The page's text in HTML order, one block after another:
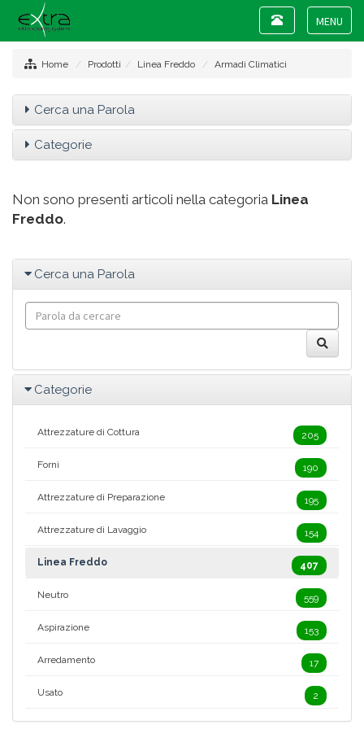
Toggle
Toggle
navigation
Home Prodotti Linea Freddo Armadi Climatici
Cerca una Parola
Categorie
Non sono presenti articoli nella categoria Linea
Freddo.
Cerca una Parola
Categorie
Attrezzature di Cottura 205
Forni 190
Attrezzature di Preparazione 195
Attrezzature di Lavaggio 154
Linea Freddo 407
Neutro 559
Aspirazione 153
Arredamento 17
Usato 2